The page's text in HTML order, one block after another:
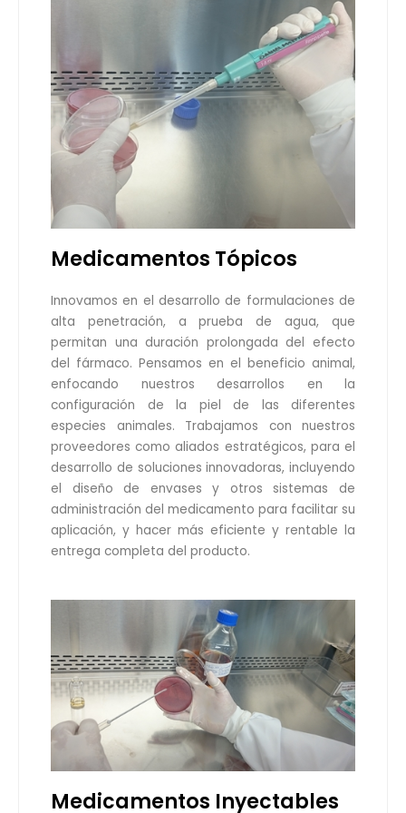
Medicamentos Tópicos
Innovamos en el desarrollo de formulaciones de
alta penetración, a prueba de agua, que
permitan una duración prolongada del efecto
del fármaco. Pensamos en el beneficio animal,
enfocando nuestros desarrollos en la
configuración de la piel de las diferentes
especies animales. Trabajamos con nuestros
proveedores como aliados estratégicos, para el
desarrollo de soluciones innovadoras, incluyendo
el diseño de envases y otros sistemas de
administración del medicamento para facilitar su
aplicación, y hacer más eficiente y rentable la
entrega completa del producto.
Medicamentos Inyectables